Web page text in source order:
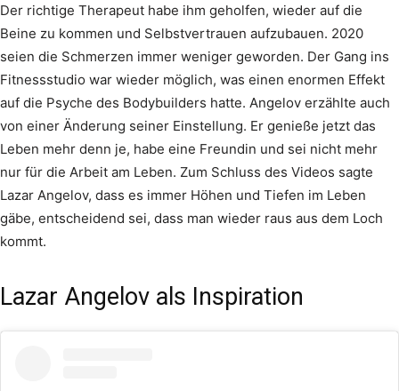
Der richtige Therapeut habe ihm geholfen, wieder auf die
Beine zu kommen und Selbstvertrauen aufzubauen. 2020
seien die Schmerzen immer weniger geworden. Der Gang ins
Fitnessstudio war wieder möglich, was einen enormen Effekt
auf die Psyche des Bodybuilders hatte. Angelov erzählte auch
von einer Änderung seiner Einstellung. Er genieße jetzt das
Leben mehr denn je, habe eine Freundin und sei nicht mehr
nur für die Arbeit am Leben. Zum Schluss des Videos sagte
Lazar Angelov, dass es immer Höhen und Tiefen im Leben
gäbe, entscheidend sei, dass man wieder raus aus dem Loch
kommt.
Lazar Angelov als Inspiration